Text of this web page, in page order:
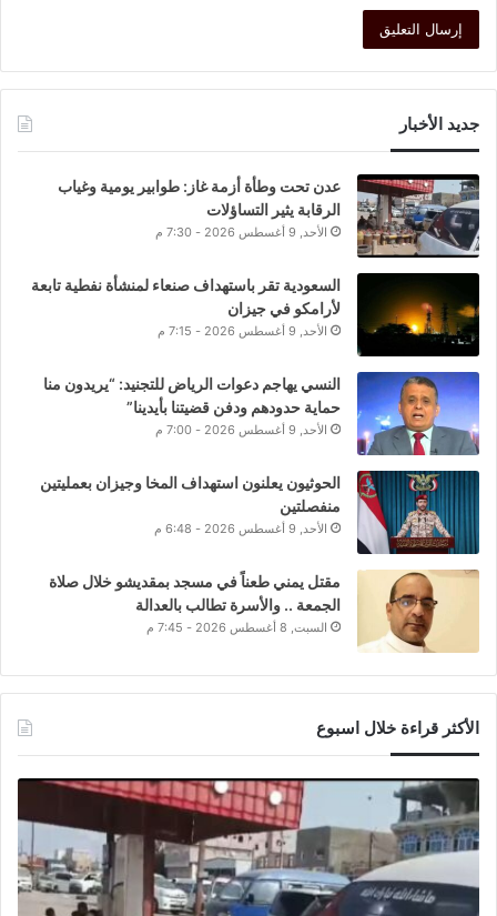
جديد الأخبار
عدن تحت وطأة أزمة غاز: طوابير يومية وغياب
الرقابة يثير التساؤلات
الأحد, 9 أغسطس 2026 - 7:30 م
السعودية تقر باستهداف صنعاء لمنشأة نفطية تابعة
لأرامكو في جيزان
الأحد, 9 أغسطس 2026 - 7:15 م
النسي يهاجم دعوات الرياض للتجنيد: “يريدون منا
حماية حدودهم ودفن قضيتنا بأيدينا”
الأحد, 9 أغسطس 2026 - 7:00 م
الحوثيون يعلنون استهداف المخا وجيزان بعمليتين
منفصلتين
الأحد, 9 أغسطس 2026 - 6:48 م
مقتل يمني طعناً في مسجد بمقديشو خلال صلاة
الجمعة .. والأسرة تطالب بالعدالة
السبت, 8 أغسطس 2026 - 7:45 م
الأكثر قراءة خلال اسبوع